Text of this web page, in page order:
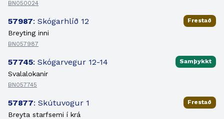
BN050024
57987: Skógarhlíð 12
Breyting inni
BN057987
Frestað
57745: Skógarvegur 12-14
Svalalokanir
BN057745
Samþykkt
57877: Skútuvogur 1
Breyta starfsemi í krá
Frestað